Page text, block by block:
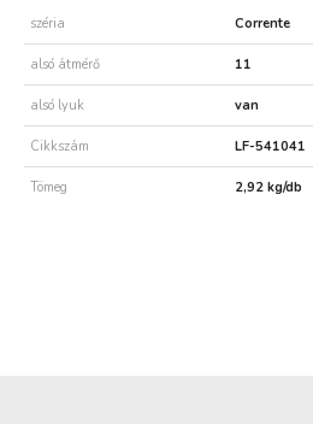
széria Corrente
alsó átmérő 11
alsó lyuk van
Cikkszám LF-541041
Tömeg 2,92 kg/db